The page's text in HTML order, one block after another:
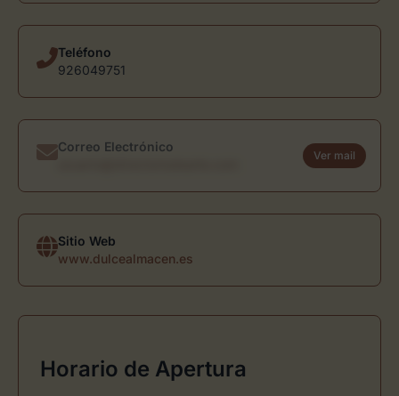
Teléfono
926049751
Correo Electrónico
Ver mail
Sitio Web
www.dulcealmacen.es
Horario de Apertura